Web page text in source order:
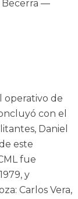
Becerra —
operativo de
con el
Daniel
este
fue
y
Carlos Vera,